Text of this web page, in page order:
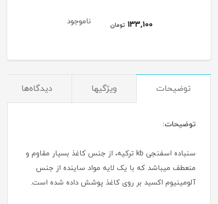
133,100 تومان ناموجود
توضیحات ویژگیها دیدگاه‌ها
توضیحات:
سنباده اسفنجی kb ترکیه، از جنس کاغذ بسیار مقاوم و
منعطف میباشد که با یک لایه مواد ساینده از جنس
آلومینیوم اکسید بر روی کاغذ پوشش داده شده است.